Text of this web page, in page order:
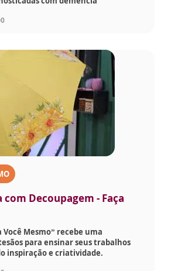
com Decoupagem - Faça
Você Mesmo” recebe uma
para ensinar seus trabalhos
inspiração e criatividade.